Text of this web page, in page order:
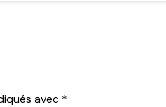
avec *